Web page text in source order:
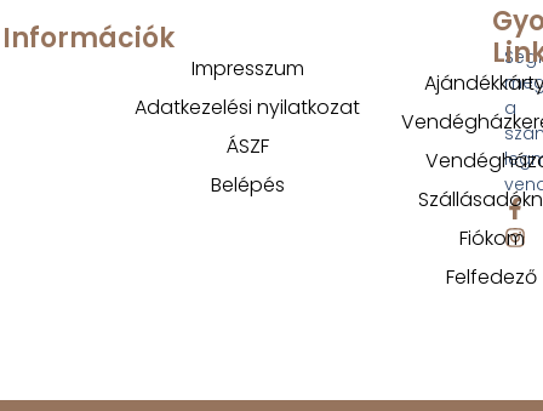
a
Fiókom
Felfedező
Információk
Impresszum
Adatkezelési nyilatkozat
ÁSZF
Belépés